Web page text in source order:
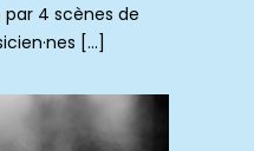
4 scènes de
[…]